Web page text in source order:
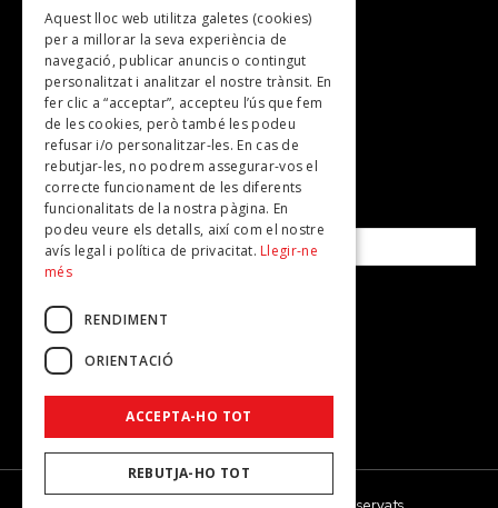
TV
Plans per fer
Revistes
SUBSCRIU-TE A LA NOSTRA NEWSLETTER!
Correu electrònic*
Accepto lapolítica de privacitat
Aquest lloc web utilitza galetes (cookies)
per a millorar la seva experiència de
navegació, publicar anuncis o contingut
personalitzat i analitzar el nostre trànsit. En
fer clic a “acceptar”, accepteu l’ús que fem
de les cookies, però també les podeu
refusar i/o personalitzar-les. En cas de
rebutjar-les, no podrem assegurar-vos el
correcte funcionament de les diferents
funcionalitats de la nostra pàgina. En
podeu veure els detalls, així com el nostre
avís legal i política de privacitat. Llegir-ne
més
RENDIMENT
ORIENTACIÓ
ACCEPTA-HO TOT
REBUTJA-HO TOT